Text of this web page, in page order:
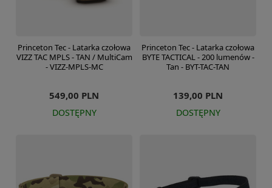
Princeton Tec - Latarka czołowa
VIZZ TAC MPLS - TAN / MultiCam
- VIZZ-MPLS-MC
549,00 PLN
DOSTĘPNY
Princeton Tec - Latarka czołowa
BYTE TACTICAL - 200 lumenów -
Tan - BYT-TAC-TAN
139,00 PLN
DOSTĘPNY